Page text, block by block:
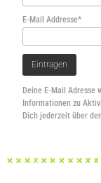
E-Mail Addresse*
Deine E-Mail Adresse
Informationen zu
Dich jederzeit über